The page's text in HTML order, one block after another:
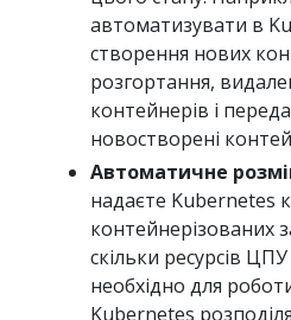
автоматизувати в
створення нових
розгортання,
контейнерів і
новостворені
Автоматичне
надаєте Kubernetes
контейнерізованих
скільки ресурсів
необхідно для
Kubernetes